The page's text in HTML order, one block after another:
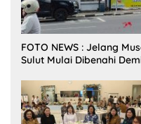
FOTO NEWS : Jelang
Sulut Mulai Dibenahi